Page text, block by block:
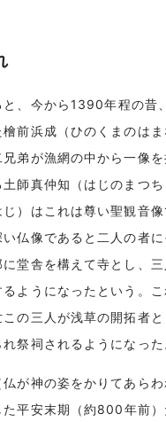
と、今から1390年程の昔
前浜成（ひのくまのは
兄弟が漁網の中から一像
師真仲知（はじのまつ
）はこれは尊い聖観音
仏像であると二人の者
堂舎を構えて寺とし、
ようになったという。
の三人が浅草の開拓者
祭祠されるようになった
が神の姿をかりてあら
平安末期（約800年前